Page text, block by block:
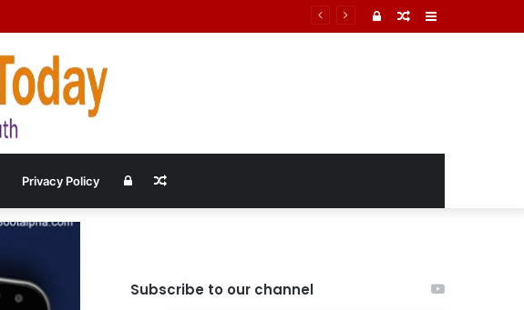
पति गिरफ्तार- पोस्टमार्टम में तिल्ली फटने से मौत की पुष्टि Random
Log
Privacy Policy Random
Log
Subscribe to our channel